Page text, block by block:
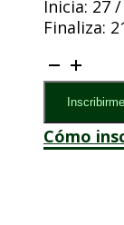
Inicia: 27
Finaliza:
Curso
anual
cantidad
Cómo